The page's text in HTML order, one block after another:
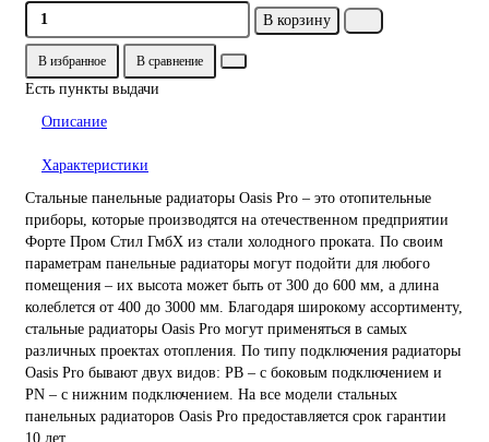
В корзину
В избранное В сравнение
Есть пункты выдачи
Описание
Характеристики
Стальные панельные радиаторы Oasis Pro – это отопительные
приборы, которые производятся на отечественном предприятии
Форте Пром Стил ГмбХ из стали холодного проката. По своим
параметрам панельные радиаторы могут подойти для любого
помещения – их высота может быть от 300 до 600 мм, а длина
колеблется от 400 до 3000 мм. Благодаря широкому ассортименту,
стальные радиаторы Oasis Pro могут применяться в самых
различных проектах отопления. По типу подключения радиаторы
Oasis Pro бывают двух видов: PB – с боковым подключением и
PN – с нижним подключением. На все модели стальных
панельных радиаторов Oasis Pro предоставляется срок гарантии
10 лет.